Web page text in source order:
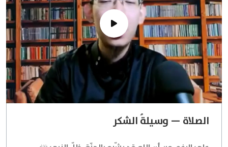
الصلاة — وسيلةُ الشكر